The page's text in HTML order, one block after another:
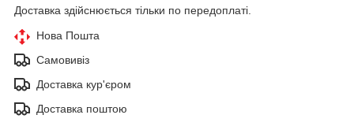
Доставка здійснюється тільки по передоплаті.
Нова Пошта
Самовивіз
Доставка кур'єром
Доставка поштою